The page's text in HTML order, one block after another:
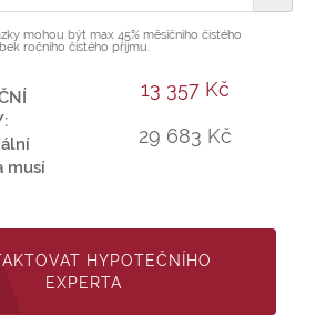
mohou být max 45% měsíčního čistého
ročního čistého příjmu.
13 357 Kč
musí
29 683 Kč
HYPOTEČNÍHO
EXPERTA